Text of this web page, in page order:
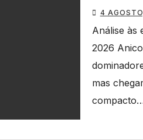
e o
4
Análise às
2026
mas